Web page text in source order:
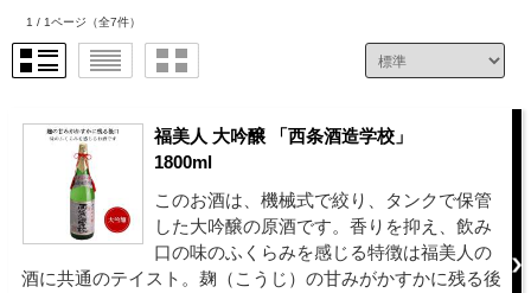
1 / 1ページ （全7件）
福美人 大吟醸 「西条酒造学校」
1800ml
このお酒は、機械式で絞り、タンクで保管
した大吟醸の原酒です。香りを抑え、飲み
口の味のふくらみを感じる特徴は福美人の
酒に共通のテイスト。麹（こうじ）の甘みがかすかに残る後